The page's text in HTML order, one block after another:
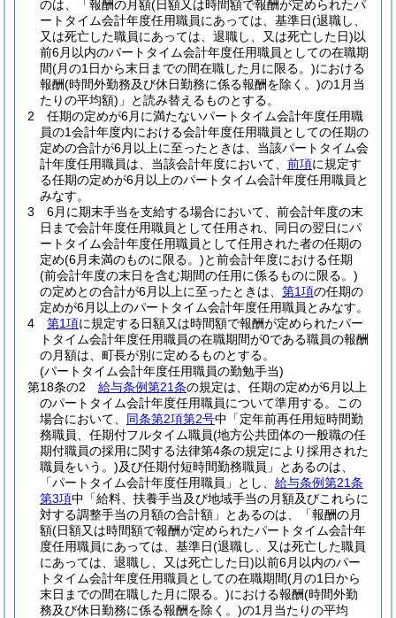
のは、「報酬の月額(日額又は時間額で報酬が定められたパ
ートタイム会計年度任用職員にあっては、基準日(退職し、
又は死亡した職員にあっては、退職し、又は死亡した日)以
前6月以内のパートタイム会計年度任用職員としての在職期
間(月の1日から末日までの間在職した月に限る。)における
報酬(時間外勤務及び休日勤務に係る報酬を除く。)の1月当
たりの平均額) 」と読み替えるものとする。
2
任期の定めが6月に満たないパートタイム会計年度任用職
員の1会計年度内における会計年度任用職員としての任期の
定めの合計が6月以上に至ったときは、当該パートタイム会
計年度任用職員は、当該会計年度において、 前項に規定す
る任期の定めが6月以上のパートタイム会計年度任用職員と
みなす。
3
6月に期末手当を支給する場合において、前会計年度の末
日まで会計年度任用職員として任用され、同日の翌日にパ
ートタイム会計年度任用職員として任用された者の任期の
定め(6月未満のものに限る。)と前会計年度における任期
(前会計年度の末日を含む期間の任用に係るものに限る。)
の定めとの合計が6月以上に至ったときは、 第1項の任期の
定めが6月以上のパートタイム会計年度任用職員とみなす。
4
第1項に規定する日額又は時間額で報酬が定められたパー
トタイム会計年度任用職員の在職期間が0である職員の報酬
の月額は、町長が別に定めるものとする。
(パートタイム会計年度任用職員の勤勉手当)
第18条の2
給与条例第21条の規定は、任期の定めが6月以上
のパートタイム会計年度任用職員について準用する。
この
場合において、 同条第2項第2号中「定年前再任用短時間勤
務職員、任期付フルタイム職員(地方公共団体の一般職の任
期付職員の採用に関する法律第4条の規定により採用された
職員をいう。)及び任期付短時間勤務職員」とあるのは、
「パートタイム会計年度任用職員」とし、 給与条例第21条
第3項中「給料、扶養手当及び地域手当の月額及びこれらに
対する調整手当の月額の合計額」とあるのは、「報酬の月
額(日額又は時間額で報酬が定められたパートタイム会計年
度任用職員にあっては、基準日(退職し、又は死亡した職員
にあっては、退職し、又は死亡した日)以前6月以内のパー
トタイム会計年度任用職員としての在職期間(月の1日から
末日までの間在職した月に限る。)における報酬(時間外勤
務及び休日勤務に係る報酬を除く。)の1月当たりの平均